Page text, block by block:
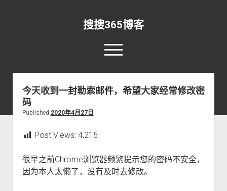
搜搜365博客
o
p
n
m
e
rss email-form
d
r
o
RSS
e
n
d
IDL
p
e
直播
关于
o
p
今天收到一封勒索邮件，希望大家经常修改密
码
Published 2020年4月27日
Post Views: 4,215
很早之前Chrome浏览器频繁提示您的密码不安全，
因为本人太懒了，没有及时去修改。